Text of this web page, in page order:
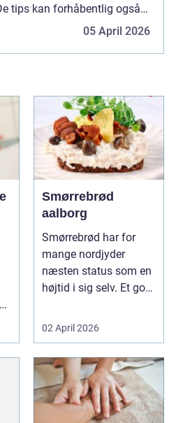
tips kan forhåbentlig også
et sted, som er lige efter
05 April 2026
Smørrebrød
aalborg
Smørrebrød har for
mange nordjyder
næsten status som en
højtid i sig selv. Et godt
02 April 2026